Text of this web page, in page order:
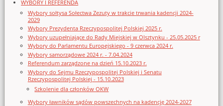
WYBORY I REFERENDA
Wybory sołtysa Sołectwa Zezuty w trakcie trwania kadencji 2024-
2029
Wybory Prezydenta Rzeczypospolitej Polskiej 2025 r.
Wybory uzupełniające do Rady Miejskiej w Olsztynku - 25.05.2025 r
Wybory do Parlamentu Europejskiego - 9 czerwca 2024 r.
Wybory samorządowe 2024 r. - 7.04.2024
Referendum zarządzone na dzień 15.10.2023 r.
Wybory do Sejmu Rzeczypospolitej Polskiej i Senatu
Rzeczypospolitej Polskiej - 15.10.2023
Szkolenie dla członków OKW
Wybory ławników sądów powszechnych na kadencję 2024-2027